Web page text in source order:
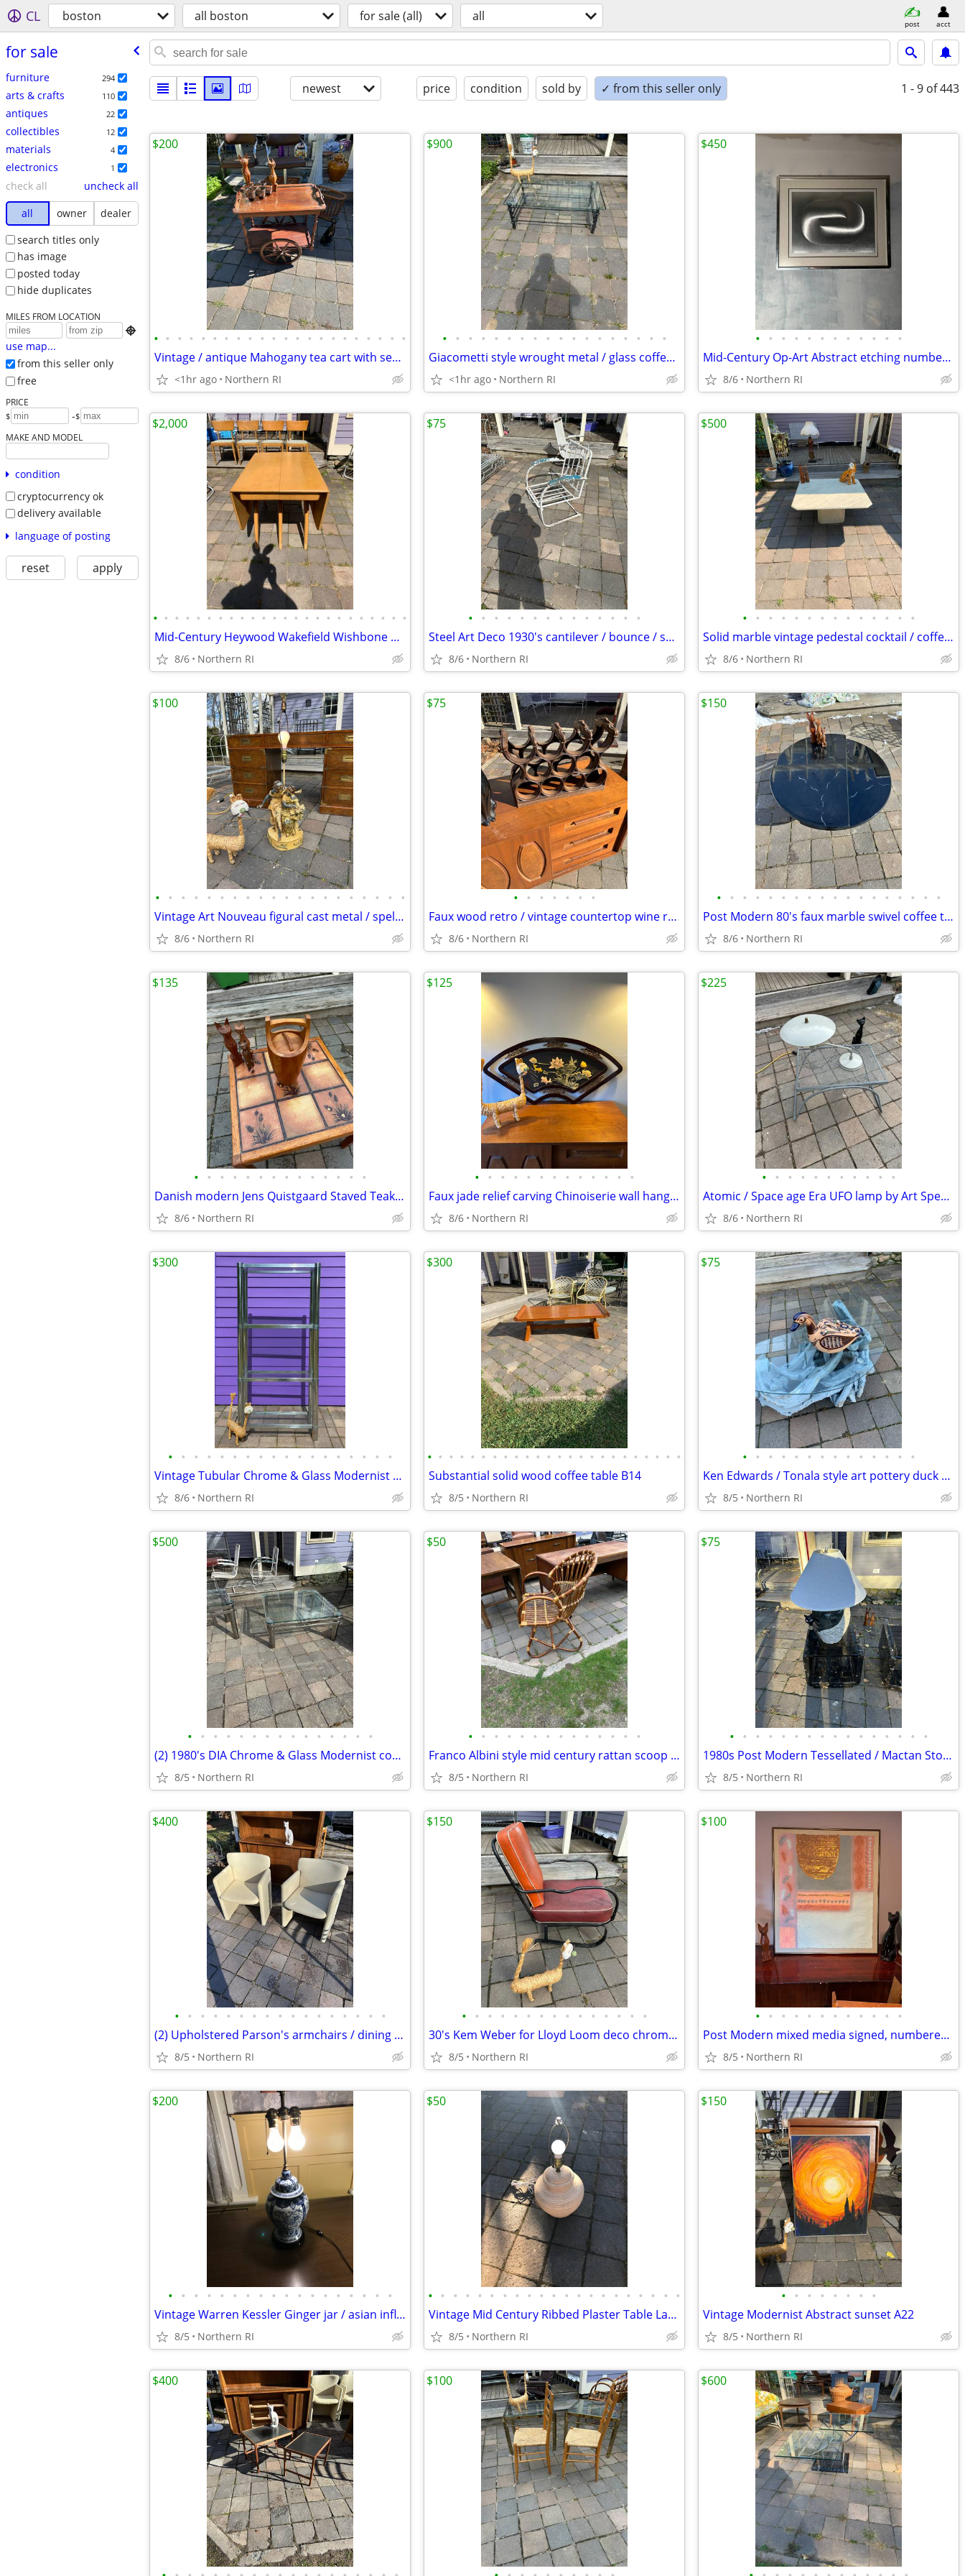
CL boston all boston for sale (all) all post acct
for sale
furniture 294
arts & crafts 110
antiques 22
collectibles 12
materials 4
electronics 1
check all
uncheck all
all
owner
dealer
search titles only
has image
posted today
hide duplicates
MILES FROM LOCATION

use map...
from this seller only
free
PRICE
$ -$
MAKE AND MODEL
condition
cryptocurrency ok
delivery available
language of posting
reset apply
newest price condition sold by ✓ from this seller only 1 - 9 of 443
• • • • • • • • • • • • • • • • • • • • • •
Vintage / antique Mahogany tea cart with serving tray A44
<1hr ago Northern RI
$200
• • • • • • • • • • • • • • • • • •
Giacometti style wrought metal / glass coffee table A448
<1hr ago Northern RI
$900
• • • • • • • • • • • •
Mid-Century Op-Art Abstract etching numbered signed Patrick Dupre A479
8/6 Northern RI
$450
• • • • • • • • • • • • • • • • • • • • • • • •
Mid-Century Heywood Wakefield Wishbone Drop Leaf Dining table A476
8/6 Northern RI
$2,000
• • • • • • • • • • • • • •
Steel Art Deco 1930's cantilever / bounce / spring patio rocker A427
8/6 Northern RI
$75
• • • • • • • • • • • • • •
Solid marble vintage pedestal cocktail / coffee table A225
8/6 Northern RI
$500
• • • • • • • • • • • • • • • • • • • •
Vintage Art Nouveau figural cast metal / spelter lamp A237
8/6 Northern RI
$100
• • • • • • •
Faux wood retro / vintage countertop wine rack A193
8/6 Northern RI
$75
• • • • • • • • • • • • • • • • • •
Post Modern 80's faux marble swivel coffee table A96
8/6 Northern RI
$150
• • • • • • • • • • • • • •
Danish modern Jens Quistgaard Staved Teak Ice Bucket Dansk A457
8/6 Northern RI
$135
• • • • • • • • • • • • •
Faux jade relief carving Chinoiserie wall hanging A245
8/6 Northern RI
$125
• • • • • • • • • • •
Atomic / Space age Era UFO lamp by Art Specialty Co. A25
8/6 Northern RI
$225
• • • • • • • • • • • • • • • • • •
Vintage Tubular Chrome & Glass Modernist etagere / shelf A175
8/6 Northern RI
$300
• • • • • • • • • • • • • • • • • • • • • • • •
Substantial solid wood coffee table B14
8/5 Northern RI
$300
• • • • • • • • • • • • • •
Ken Edwards / Tonala style art pottery duck A462
8/5 Northern RI
$75
• • • • • • • • • • • • • • •
(2) 1980's DIA Chrome & Glass Modernist coffee / side table B49
8/5 Northern RI
$500
• • • • • • • • • • • • • •
Franco Albini style mid century rattan scoop chair A3
8/5 Northern RI
$50
• • • • • • • • • • • • • • • •
1980s Post Modern Tessellated / Mactan Stone table lamp A436
8/5 Northern RI
$75
• • • • • • • • • • • • • • • • •
(2) Upholstered Parson's armchairs / dining chairs A351
8/5 Northern RI
$400
• • • • • • • • • • • • • • •
30's Kem Weber for Lloyd Loom deco chrome cantilever lounge chair A441
8/5 Northern RI
$150
• • • • • • • • • • • •
Post Modern mixed media signed, numbered art A453
8/5 Northern RI
$100
• • • • • • • • • • • • • • • • • •
Vintage Warren Kessler Ginger jar / asian influence table lamp A171
8/5 Northern RI
$200
• • • • • • • • • • • • • • • • • • • • •
Vintage Mid Century Ribbed Plaster Table Lamp A152
8/5 Northern RI
$50
• • • • • • • •
Vintage Modernist Abstract sunset A22
8/5 Northern RI
$150
$400 $100 $600